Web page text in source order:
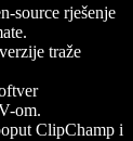
source rješenje
traže
om.
ClipChamp i